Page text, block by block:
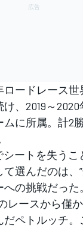
ードレース世
、2019～
ムに所属。計2
ートを失うこ
選んだのは、”
の挑戦だった。
レースから僅か
ペトルッチ。